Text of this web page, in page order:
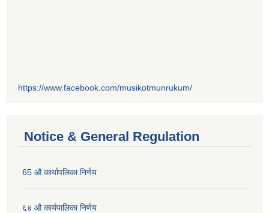
https://www.facebook.com/musikotmunrukum/
Notice & General Regulation
65 औ कार्यापलिका निर्णय
६४ औ कार्यपालिका निर्णय